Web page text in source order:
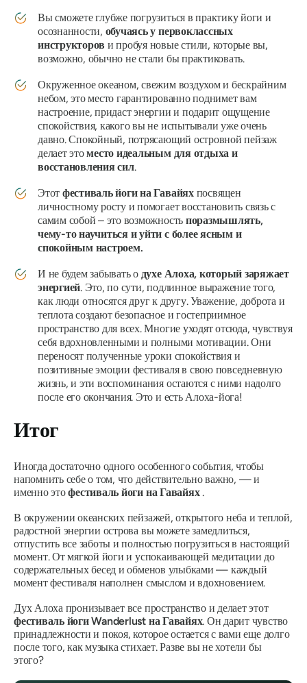
Вы сможете глубже погрузиться в практику йоги и
осознанности, обучаясь у первоклассных
инструкторов и пробуя новые стили, которые вы,
возможно, обычно не стали бы практиковать.
Окруженное океаном, свежим воздухом и бескрайним
небом, это место гарантированно поднимет вам
настроение, придаст энергии и подарит ощущение
спокойствия, какого вы не испытывали уже очень
давно. Спокойный, потрясающий островной пейзаж
делает этоместо идеальным для отдыха и
восстановления сил.
Этот фестиваль йоги на Гавайяхпосвящен
личностному росту и помогает восстановить связь с
самим собой – это возможность поразмышлять,
чему-то научиться и уйти с более ясным и
спокойным настроем.
И не будем забывать о духе Алоха, который заряжает
энергией. Это, по сути, подлинное выражение того,
как люди относятся друг к другу. Уважение, доброта и
теплота создают безопасное и гостеприимное
пространство для всех. Многие уходят отсюда, чувствуя
себя вдохновленными и полными мотивации. Они
переносят полученные уроки спокойствия и
позитивные эмоции фестиваля в свою повседневную
жизнь, и эти воспоминания остаются с ними надолго
после его окончания. Это и есть Алоха-йога!
Итог
Иногда достаточно одного особенного события, чтобы
напомнить себе о том, что действительно важно, — и
именно этофестиваль йоги на Гавайях .
В окружении океанских пейзажей, открытого неба и теплой,
радостной энергии острова вы можете замедлиться,
отпустить все заботы и полностью погрузиться в настоящий
момент. От мягкой йоги и успокаивающей медитации до
содержательных бесед и обменов улыбками — каждый
момент фестиваля наполнен смыслом и вдохновением.
Дух Алоха пронизывает все пространство и делает этот
фестиваль йоги Wanderlust на Гавайях. Он дарит чувство
принадлежности и покоя, которое остается с вами еще долго
после того, как музыка стихает. Разве вы не хотели бы
этого?